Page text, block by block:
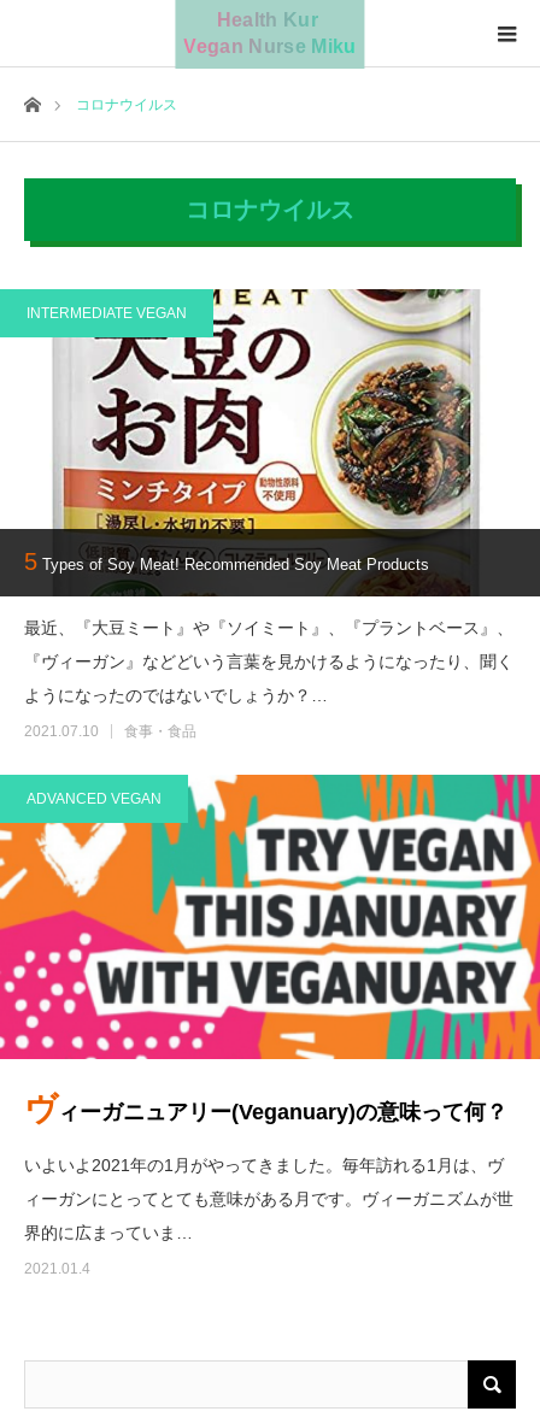
Homeコロナウイルス
コロナウイルス
INTERMEDIATE VEGAN
5 Types of Soy Meat! Recommended Soy Meat Products
最近、『大豆ミート』や『ソイミート』、『プラントベース』、
『ヴィーガン』などどいう言葉を見かけるようになったり、聞く
ようになったのではないでしょうか？…
2021.07.10 食事・食品
ADVANCED VEGAN
ヴィーガニュアリー(Veganuary)の意味って何？
いよいよ2021年の1月がやってきました。毎年訪れる1月は、ヴ
ィーガンにとってとても意味がある月です。ヴィーガニズムが世
界的に広まっていま…
2021.01.4